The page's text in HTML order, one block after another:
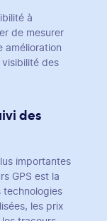
à
de mesurer
amélioration
des
des
importantes
GPS est la
technologies
les prix